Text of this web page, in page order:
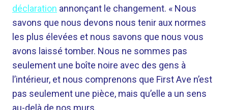
déclaration annonçant le changement. « Nous
savons que nous devons nous tenir aux normes
les plus élevées et nous savons que nous vous
avons laissé tomber. Nous ne sommes pas
seulement une boîte noire avec des gens à
l’intérieur, et nous comprenons que First Ave n’est
pas seulement une pièce, mais qu’elle a un sens
au-delà de nos murs.